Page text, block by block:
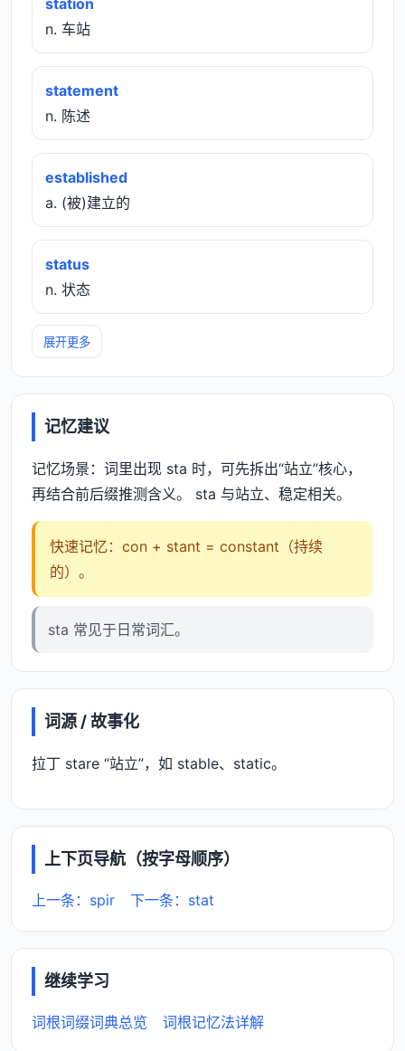
n. 车站
statement
n. 陈述
established
a. (被)建立的
status
n. 状态
展开更多
记忆建议
记忆场景：词里出现 sta 时，可先拆出“站立”核心，
再结合前后缀推测含义。 sta 与站立、稳定相关。
快速记忆：con + stant = constant（持续
的）。
sta 常见于日常词汇。
词源 / 故事化
拉丁 stare “站立”，如 stable、static。
上下页导航（按字母顺序）
上一条：spir 下一条：stat
继续学习
词根词缀词典总览 词根记忆法详解